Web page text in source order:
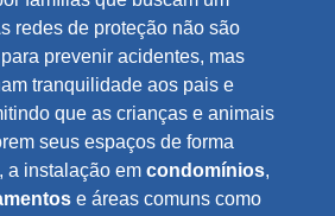
redes de proteção não são
prevenir acidentes, mas
tranquilidade aos pais e
que as crianças e animais
seus espaços de forma
a instalação em condomínios,
e áreas comuns como